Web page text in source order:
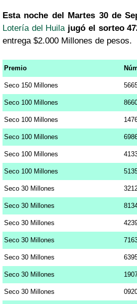
Esta noche del Martes 30 de
Lotería del Huila jugó el sorteo
entrega $2.000 Millones de pesos.
Premio
Seco 150 Millones
Seco 100 Millones
Seco 100 Millones
Seco 100 Millones
Seco 100 Millones
Seco 100 Millones
Seco 30 Millones
Seco 30 Millones
Seco 30 Millones
Seco 30 Millones
Seco 30 Millones
Seco 30 Millones
Seco 30 Millones